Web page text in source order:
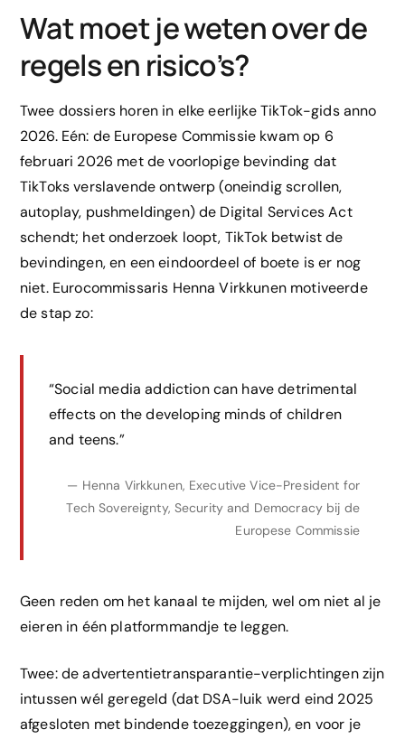
Wat moet je weten over de
regels en risico’s?
Twee dossiers horen in elke eerlijke TikTok-gids anno
2026. Eén: de Europese Commissie kwam op 6
februari 2026 met de voorlopige bevinding dat
TikToks verslavende ontwerp (oneindig scrollen,
autoplay, pushmeldingen) de Digital Services Act
schendt; het onderzoek loopt, TikTok betwist de
bevindingen, en een eindoordeel of boete is er nog
niet. Eurocommissaris Henna Virkkunen motiveerde
de stap zo:
“Social media addiction can have detrimental
effects on the developing minds of children
and teens.”
— Henna Virkkunen, Executive Vice-President for
Tech Sovereignty, Security and Democracy bij de
Europese Commissie
Geen reden om het kanaal te mijden, wel om niet al je
eieren in één platformmandje te leggen.
Twee: de advertentietransparantie-verplichtingen zijn
intussen wél geregeld (dat DSA-luik werd eind 2025
afgesloten met bindende toezeggingen), en voor je